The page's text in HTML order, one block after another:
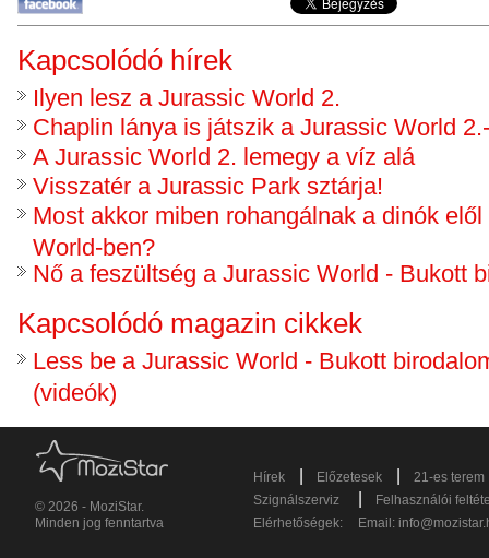
Kapcsolódó hírek
Ilyen lesz a Jurassic World 2.
Chaplin lánya is játszik a Jurassic World
A Jurassic World 2. lemegy a víz alá
Visszatér a Jurassic Park sztárja!
Most akkor miben rohangálnak a dinók
World-ben?
Nő a feszültség a Jurassic World - Bukott
Kapcsolódó magazin cikkek
Less be a Jurassic World - Bukott
(videók)
© 2026 - MoziStar.
Minden jog fenntartva
Hírek Előzetesek
21-es terem
Szignálszerviz
Felhasználói
Elérhetőségek:
Email: